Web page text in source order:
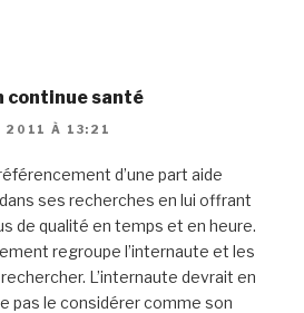
continue santé
2011 À 13:21
d’une part aide
ses recherches en lui offrant
de qualité en temps et en heure.
regroupe l’internaute et les
L’internaute devrait en
pas le considérer comme son